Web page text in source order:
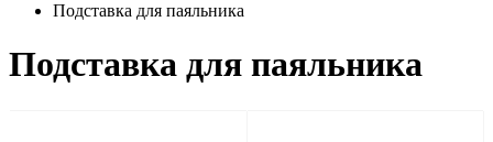
Подставка для паяльника
Подставка для паяльника